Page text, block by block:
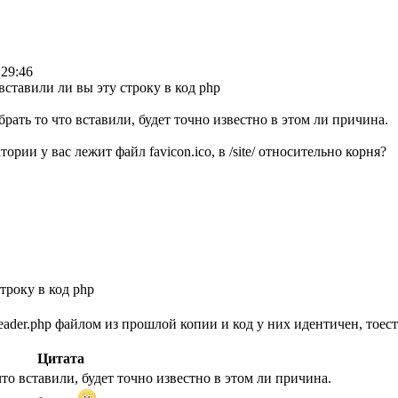
ли вы эту строку в код php
то что вставили, будет точно известно в этом ли причина.
у вас лежит файл favicon.ico, в /site/ относительно корня?
в код php
файлом из прошлой копии и код у них идентичен,
Цитата
вставили, будет точно известно в этом ли причина.